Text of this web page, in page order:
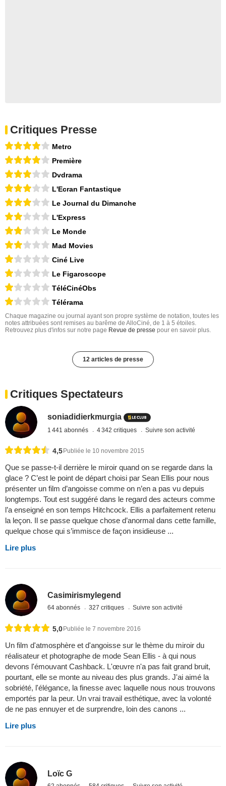
Critiques Presse
Metro
Première
Dvdrama
L'Ecran Fantastique
Le Journal du Dimanche
L'Express
Le Monde
Mad Movies
Ciné Live
Le Figaroscope
TéléCinéObs
Télérama
Chaque magazine ou journal ayant son propre système de notation, toutes les
notes attribuées sont remises au barême de AlloCiné, de 1 à 5 étoiles.
Retrouvez plus d'infos sur notre page Revue de presse pour en savoir plus.
12 articles de presse
Critiques Spectateurs
soniadidierkmurgia
1 441 abonnés 4 342 critiques Suivre son activité
4,5Publiée le 10 novembre 2015
Que se passe-t-il derrière le miroir quand on se regarde dans la
glace ? C’est le point de départ choisi par Sean Ellis pour nous
présenter un film d’angoisse comme on n’en a pas vu depuis
longtemps. Tout est suggéré dans le regard des acteurs comme
l’a enseigné en son temps Hitchcock. Ellis a parfaitement retenu
la leçon. Il se passe quelque chose d’anormal dans cette famille,
quelque chose qui s’immisce de façon insidieuse ...
Lire plus
Casimirismylegend
64 abonnés 327 critiques Suivre son activité
5,0 Publiée le 7 novembre 2016
Un film d'atmosphère et d'angoisse sur le thème du miroir du
réalisateur et photographe de mode Sean Ellis - à qui nous
devons l'émouvant Cashback. L'œuvre n'a pas fait grand bruit,
pourtant, elle se monte au niveau des plus grands. J'ai aimé la
sobriété, l'élégance, la finesse avec laquelle nous nous trouvons
emportés par la peur. Un vrai travail esthétique, avec la volonté
de ne pas ennuyer et de surprendre, loin des canons ...
Lire plus
Loïc G